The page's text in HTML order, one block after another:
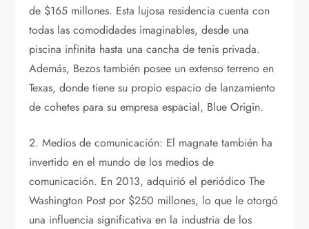
de $165 millones. Esta lujosa residencia cuenta con
todas las comodidades imaginables, desde una
piscina infinita hasta una cancha de tenis privada.
Además, Bezos también posee un extenso terreno en
Texas, donde tiene su propio espacio de lanzamiento
de cohetes para su empresa espacial, Blue Origin.
2. Medios de comunicación: El magnate también ha
invertido en el mundo de los medios de
comunicación. En 2013, adquirió el periódico The
Washington Post por $250 millones, lo que le otorgó
una influencia significativa en la industria de los